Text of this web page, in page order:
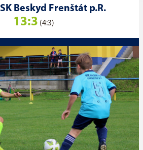
SK Beskyd Frenštát p.R.
13:3 (4:3)